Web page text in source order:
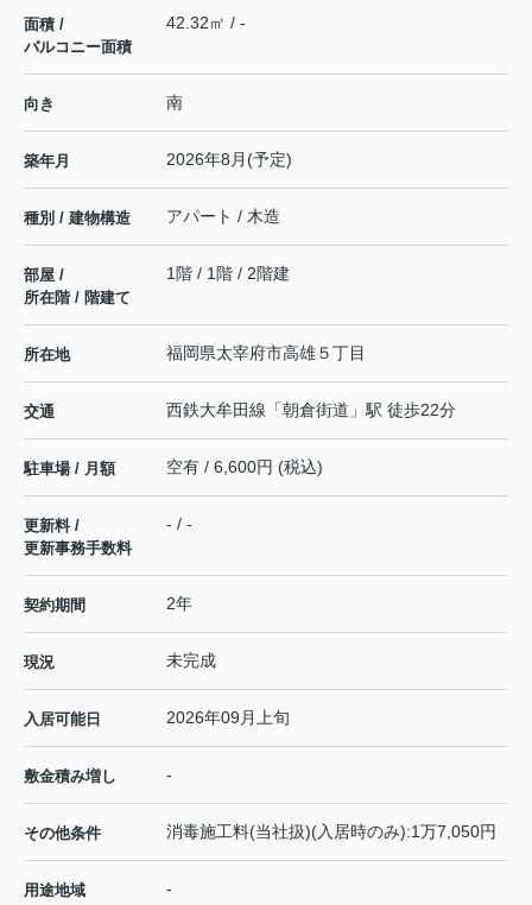
面積 /
バルコニー面積
42.32㎡ / -
向き 南
築年月 2026年8月(予定)
種別 / 建物構造 アパート / 木造
部屋 /
所在階 / 階建て
1階 / 1階 / 2階建
所在地 福岡県太宰府市高雄５丁目
交通 西鉄大牟田線 「朝倉街道 」駅 徒歩22分
駐車場 / 月額 空有 / 6,600円 (税込)
更新料 /
更新事務手数料
- / -
契約期間 2年
現況 未完成
入居可能日 2026年09月上旬
敷金積み増し -
その他条件 消毒施工料(当社扱)(入居時のみ):1万7,050円
用途地域 -